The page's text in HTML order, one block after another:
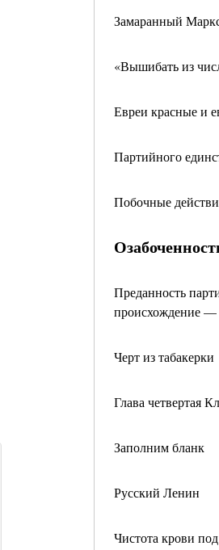
Замаранный
«Вышибать из
Евреи красные и
Партийного
Побочные
Преданность
происхождение —
Черт из табакерки
Глава четвертая
Заполним бланк
Русский Ленин
Чистота крови